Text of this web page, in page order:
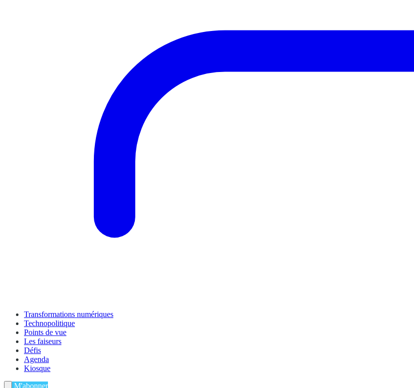
Transformations numériques
Technopolitique
Points de vue
Les faiseurs
Défis
Agenda
Kiosque
M'abonner